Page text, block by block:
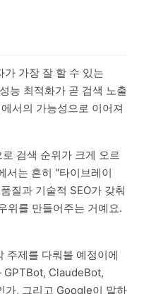
가 가장 잘 할 수 있는
능 최적화가 곧 검색 노출
서의 가능성으로 이어져
검색 순위가 크게 오르
서는 흔히 "타이브레이
질과 기술적 SEO가 갖춰
위를 만들어주는 거예요.
주제를 다뤄볼 예정이에
GPTBot, ClaudeBot,
, 그리고 Google이 말하